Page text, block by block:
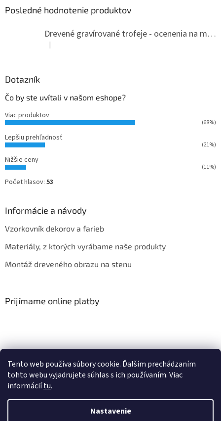
Tento web používa súbory cookie. Ďalším prechádzaním
tohto webu vyjadrujete súhlas s ich používaním. Viac
informáciítu.
Nastavenie
Posledné hodnotenie produktov
Drevené gravírované trofeje - ocenenia na mieru
Hodnotenie produktu je 5 z 5 hviezdičiek.
|
Dotazník
Čo by ste uvítali v našom eshope?
Viac produktov
(68%)
Lepšiu prehľadnosť
(21%)
Nižšie ceny
(11%)
Počet hlasov: 53
Informácie a návody
Vzorkovník dekorov a farieb
Materiály, z ktorých vyrábame naše produkty
Montáž dreveného obrazu na stenu
Prijímame online platby
Obchodné podmienky Kontakt Hodnotenie obchodu
Vytvoril Shoptet